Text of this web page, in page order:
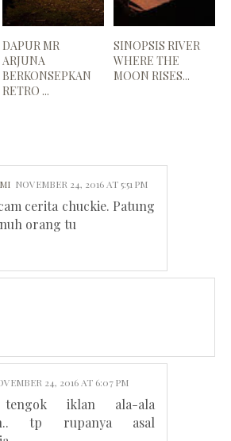
DAPUR MR
ARJUNA
BERKONSEPKAN
RETRO ...
SINOPSIS RIVER
WHERE THE
MOON RISES...
NOVEMBER 24, 2016 AT 5:51 PM
cerita chuckie. Patung
orang tu
24, 2016 AT 6:07 PM
tengok iklan ala-ala
tp rupanya asal